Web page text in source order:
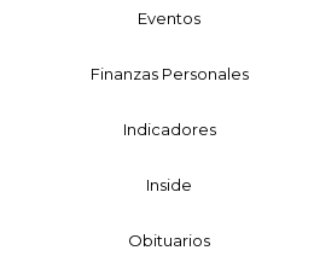
Eventos
Finanzas Personales
Indicadores
Inside
Obituarios